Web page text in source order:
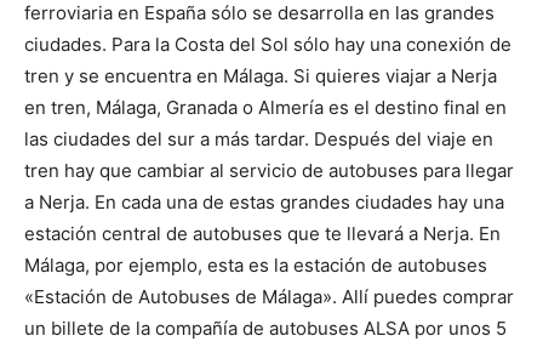
ferroviaria en España sólo se desarrolla en las grandes
ciudades. Para la Costa del Sol sólo hay una conexión de
tren y se encuentra en Málaga. Si quieres viajar a Nerja
en tren, Málaga, Granada o Almería es el destino final en
las ciudades del sur a más tardar. Después del viaje en
tren hay que cambiar al servicio de autobuses para llegar
a Nerja. En cada una de estas grandes ciudades hay una
estación central de autobuses que te llevará a Nerja. En
Málaga, por ejemplo, esta es la estación de autobuses
«Estación de Autobuses de Málaga». Allí puedes comprar
un billete de la compañía de autobuses ALSA por unos 5